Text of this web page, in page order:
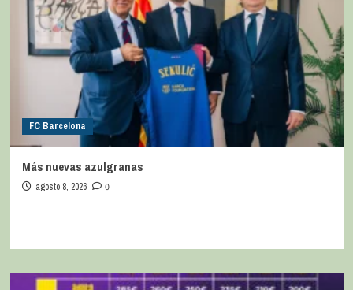
FC Barcelona
Más nuevas azulgranas
agosto 8, 2026 0